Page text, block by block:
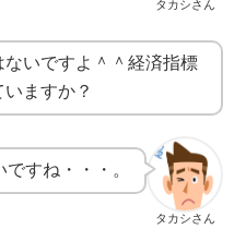
タカシさん
いですよ＾＾経済指標
ますか？
タカシさん
すね・・・。